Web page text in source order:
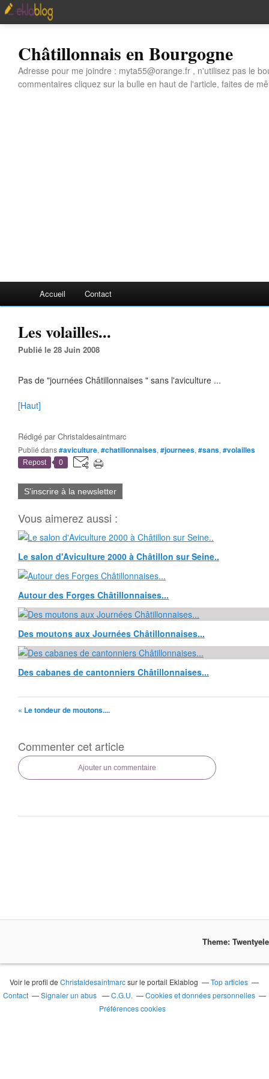
Châtillonnais en Bourgogne
Adresse pour me joindre : myta55@orange.fr , n'utilisez pas le
commentaires cliquez sur la bulle en haut de l'article, faites de
Accueil Contact
Les volailles...
Publié le 28 Juin 2008
Pas de "journées Châtillonnaises " sans l'aviculture ...
[Haut]
Rédigé parChristaldesaintmarc
Publié dans#aviculture, #chatillonnaises, #journees, #sans, #volailles
Repost 0
S'inscrire à la newsletter
Vous aimerez aussi :
Le salon d'Aviculture 2000 à Châtillon sur Seine..
Autour des Forges Châtillonnaises...
Des moutons aux Journées Châtillonnaises...
Des cabanes de cantonniers Châtillonnaises...
« Le tondeur de moutons....
Commenter cet article
Ajouter un commentaire
Theme:
Voir le profil deChristaldesaintmarcsur le portail Eklablog
Top articles
Contact
Signaler un abus C.G.U.
Cookies et données personnelles
Préférences cookies